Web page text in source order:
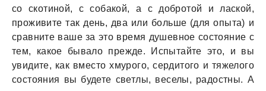
со скотиной, с собакой, а с добротой и лаской,
проживите так день, два или больше (для опыта) и
сравните ваше за это время душевное состояние с
тем, какое бывало прежде. Испытайте это, и вы
увидите, как вместо хмурого, сердитого и тяжелого
состояния вы будете светлы, веселы, радостны. А